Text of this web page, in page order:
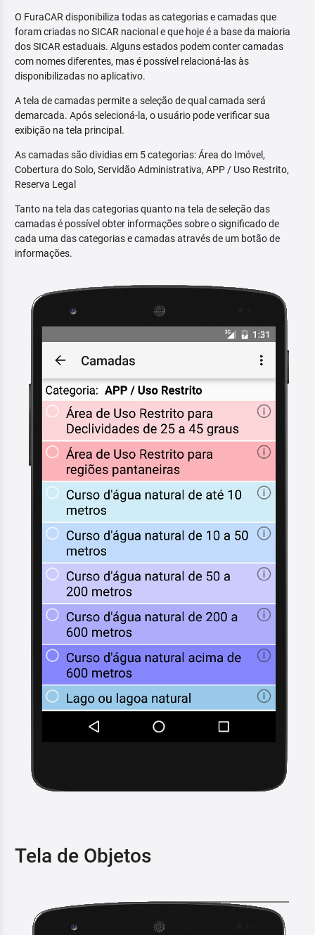
O FuraCAR disponibiliza todas as categorias e camadas que
foram criadas no SICAR nacional e que hoje é a base da maioria
dos SICAR estaduais. Alguns estados podem conter camadas
com nomes diferentes, mas é possível relacioná-las às
disponibilizadas no aplicativo.
A tela de camadas permite a seleção de qual camada será
demarcada. Após selecioná-la, o usuário pode verificar sua
exibição na tela principal.
As camadas são dividias em 5 categorias: Área do Imóvel,
Cobertura do Solo, Servidão Administrativa, APP / Uso Restrito,
Reserva Legal
Tanto na tela das categorias quanto na tela de seleção das
camadas é possível obter informações sobre o significado de
cada uma das categorias e camadas através de um botão de
informações.
Tela de Objetos